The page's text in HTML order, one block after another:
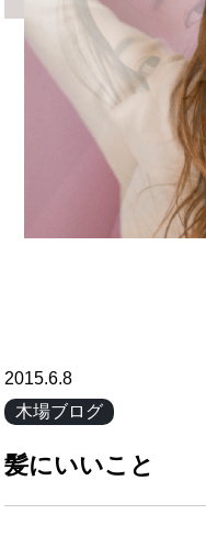
2015.6.8
木場ブログ
髪にいいこと